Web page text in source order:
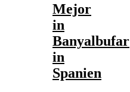
Mejor
in
Banyalbufar
in
Spanien